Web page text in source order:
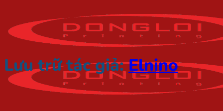
Lưu trữ tác giả:Elnino